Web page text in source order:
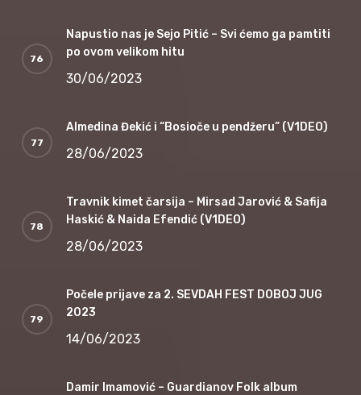
Napustio nas je Sejo Pitić – Svi ćemo ga pamtiti
po ovom velikom hitu
30/06/2023
Almedina Đekić i “Bosioče u pendžeru” (V1DEO)
28/06/2023
Travnik kimet čarsija – Mirsad Jarović & Safija
Haskić & Naida Efendić (V1DEO)
28/06/2023
Počele prijave za 2. SEVDAH FEST DOBOJ JUG
2023
14/06/2023
Damir Imamović – Guardianov Folk album